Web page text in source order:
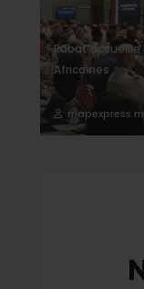
Rabat
Africaines